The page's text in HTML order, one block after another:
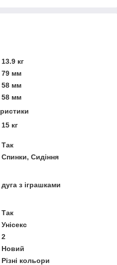
13.9 кг
79 мм
58 мм
58 мм
15 кг
Так
Спинки, Сидіння
дуга з іграшками
Так
Унісекс
2
Новий
Різні кольори